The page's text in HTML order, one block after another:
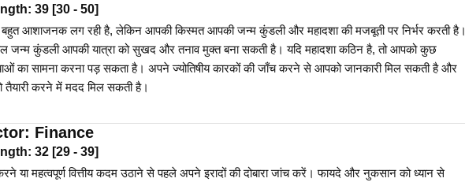
39 [30 - 50]
बहुत आशाजनक लग रही है, लेकिन आपकी किस्मत आपकी जन्म कुंडली और महादशा की मजबूती पर निर्भर करती है।
जन्म कुंडली आपकी यात्रा को सुखद और तनाव मुक्त बना सकती है। यदि महादशा कठिन है, तो आपको कुछ
का सामना करना पड़ सकता है। अपने ज्योतिषीय कारकों की जाँच करने से आपको जानकारी मिल सकती है और
तैयारी करने में मदद मिल सकती है।
Finance
32 [29 - 39]
या महत्वपूर्ण वित्तीय कदम उठाने से पहले अपने इरादों की दोबारा जांच करें। फायदे और नुकसान को ध्यान से